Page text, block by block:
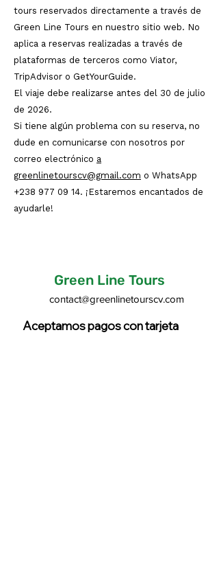
tours reservados directamente a través de
Green Line Tours en nuestro sitio web. No
aplica a reservas realizadas a través de
plataformas de terceros como Viator,
TripAdvisor o GetYourGuide.
El viaje debe realizarse antes del 30 de julio
de 2026.
Si tiene algún problema con su reserva, no
dude en comunicarse con nosotros por
correo electrónico a
greenlinetourscv@gmail.com o WhatsApp
+238 977 09 14. ¡Estaremos encantados de
ayudarle!
Green Line Tours
contact@greenlinetourscv.com
Aceptamos pagos con tarjeta